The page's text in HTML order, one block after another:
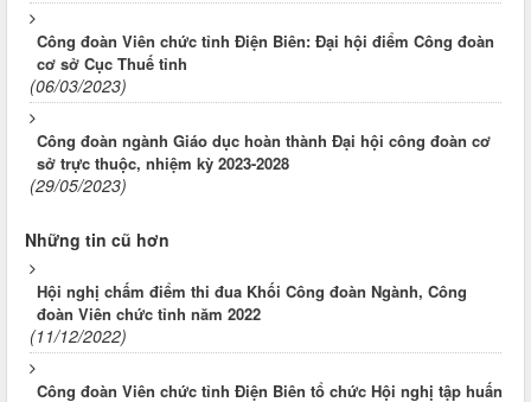
Công đoàn Viên chức tỉnh Điện Biên: Đại hội điểm Công đoàn
cơ sở Cục Thuế tỉnh
(06/03/2023)
Công đoàn ngành Giáo dục hoàn thành Đại hội công đoàn cơ
sở trực thuộc, nhiệm kỳ 2023-2028
(29/05/2023)
Những tin cũ hơn
Hội nghị chấm điểm thi đua Khối Công đoàn Ngành, Công
đoàn Viên chức tỉnh năm 2022
(11/12/2022)
Công đoàn Viên chức tỉnh Điện Biên tổ chức Hội nghị tập huấn